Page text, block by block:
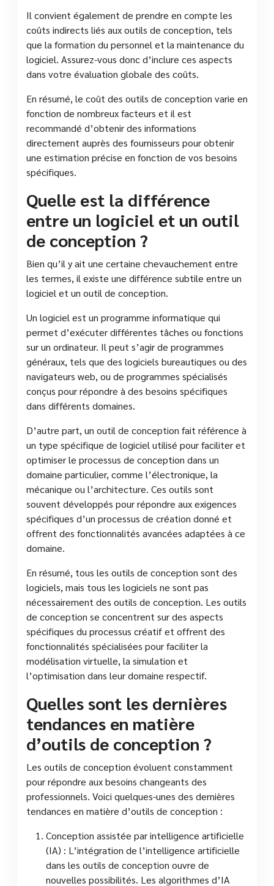
Il convient également de prendre en compte les
coûts indirects liés aux outils de conception, tels
que la formation du personnel et la maintenance du
logiciel. Assurez-vous donc d’inclure ces aspects
dans votre évaluation globale des coûts.
En résumé, le coût des outils de conception varie en
fonction de nombreux facteurs et il est
recommandé d’obtenir des informations
directement auprès des fournisseurs pour obtenir
une estimation précise en fonction de vos besoins
spécifiques.
Quelle est la différence
entre un logiciel et un outil
de conception ?
Bien qu’il y ait une certaine chevauchement entre
les termes, il existe une différence subtile entre un
logiciel et un outil de conception.
Un logiciel est un programme informatique qui
permet d’exécuter différentes tâches ou fonctions
sur un ordinateur. Il peut s’agir de programmes
généraux, tels que des logiciels bureautiques ou des
navigateurs web, ou de programmes spécialisés
conçus pour répondre à des besoins spécifiques
dans différents domaines.
D’autre part, un outil de conception fait référence à
un type spécifique de logiciel utilisé pour faciliter et
optimiser le processus de conception dans un
domaine particulier, comme l’électronique, la
mécanique ou l’architecture. Ces outils sont
souvent développés pour répondre aux exigences
spécifiques d’un processus de création donné et
offrent des fonctionnalités avancées adaptées à ce
domaine.
En résumé, tous les outils de conception sont des
logiciels, mais tous les logiciels ne sont pas
nécessairement des outils de conception. Les outils
de conception se concentrent sur des aspects
spécifiques du processus créatif et offrent des
fonctionnalités spécialisées pour faciliter la
modélisation virtuelle, la simulation et
l’optimisation dans leur domaine respectif.
Quelles sont les dernières
tendances en matière
d’outils de conception ?
Les outils de conception évoluent constamment
pour répondre aux besoins changeants des
professionnels. Voici quelques-unes des dernières
tendances en matière d’outils de conception :
Conception assistée par intelligence artificielle
(IA) : L’intégration de l’intelligence artificielle
dans les outils de conception ouvre de
nouvelles possibilités. Les algorithmes d’IA